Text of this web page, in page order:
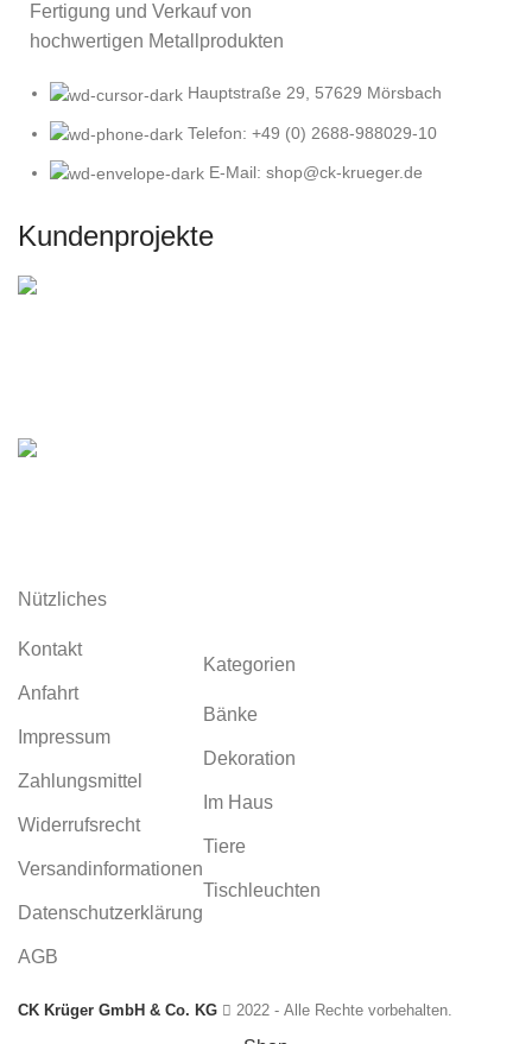
Fertigung und Verkauf von
hochwertigen Metallprodukten
Hauptstraße 29, 57629 Mörsbach
Telefon: +49 (0) 2688-988029-10
E-Mail: shop@ck-krueger.de
Kundenprojekte
Nützliches
Kontakt
Anfahrt
Impressum
Zahlungsmittel
Widerrufsrecht
Versandinformationen
Datenschutzerklärung
AGB
Kategorien
Bänke
Dekoration
Im Haus
Tiere
Tischleuchten
CK Krüger GmbH & Co. KG 2022 - Alle Rechte vorbehalten.